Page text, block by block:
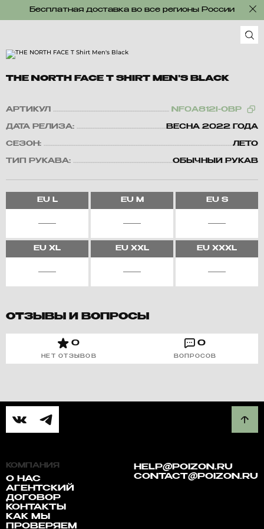
Бесплатная доставка во все регионы России
THE NORTH FACE T SHIRT MEN'S BLACK
АРТИКУЛ NF0A812I-OBP
ДАТА РЕЛИЗА: ВЕСНА 2022 ГОДА
СЕЗОН: ЛЕТО
ТИП РУКАВА: ОБЫЧНЫЙ РУКАВ
EUL EUM EUS
EU XL EUXXL EU XXXL
ОТЗЫВЫ И ВОПРОСЫ
0
НЕТ ОТЗЫВОВ
0
ВОПРОСОВ
КОМПАНИЯ
О НАС
АГЕНТСКИЙ
ДОГОВОР
КОНТАКТЫ
КАК МЫ
ПРОВЕРЯЕМ
HELP@POIZON.RU
CONTACT@POIZON.RU